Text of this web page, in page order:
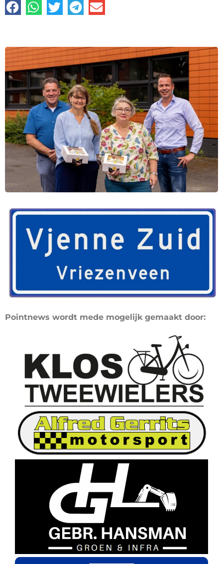
Pointnews wordt mede mogelijk gemaakt door: